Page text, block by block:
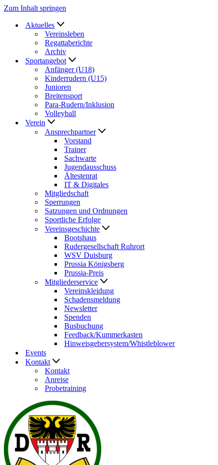
Zum Inhalt springen
Aktuelles
Vereinsleben
Regattaberichte
Archiv
Sportangebot
Anfänger (U18)
Kinderrudern (U15)
Junioren
Breitensport
Para-Rudern/Inklusion
Volleyball
Verein
Ansprechpartner
Vorstand
Trainer
Sachwarte
Jugendausschuss
Ältestenrat
IT & Digitales
Mitgliedschaft
Sperrungen
Satzungen und Ordnungen
Sportliche Erfolge
Vereinsgeschichte
Bootshaus
Rudergesellschaft Ruhrort
WSV Duisburg
Prussia Königsberg
Prussia-Preis
Mitgliederservice
Vereinskleidung
Schadensmeldung
Newsletter
Spenden
Busbuchung
Feedback/Kummerkasten
Hinweisgebersystem/Whistleblower
Events
Kontakt
Kontakt
Anreise
Probetraining